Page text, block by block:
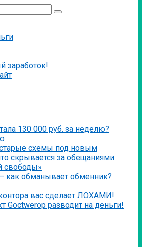
заработок!
130 000 руб. за неделю?
старые схемы под новым
скрывается за обещаниями
свободы»
как обманывает обменник?
вас сделает ЛОХАМИ!
Goctwerop разводит на деньги!